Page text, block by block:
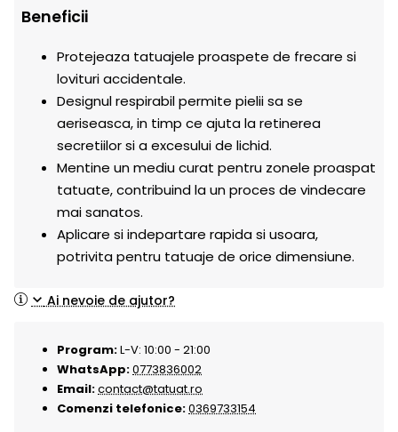
Beneficii
Protejeaza tatuajele proaspete de frecare si
lovituri accidentale.
Designul respirabil permite pielii sa se
aeriseasca, in timp ce ajuta la retinerea
secretiilor si a excesului de lichid.
Mentine un mediu curat pentru zonele proaspat
tatuate, contribuind la un proces de vindecare
mai sanatos.
Aplicare si indepartare rapida si usoara,
potrivita pentru tatuaje de orice dimensiune.
Ai nevoie de ajutor?
Program:L-V: 10:00 - 21:00
WhatsApp:0773836002
Email:contact@tatuat.ro
Comenzi telefonice:0369733154